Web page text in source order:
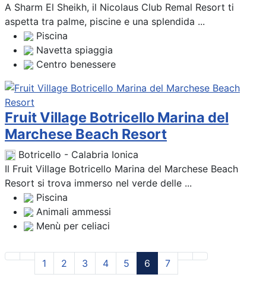
A Sharm El Sheikh, il Nicolaus Club Remal Resort ti
aspetta tra palme, piscine e una splendida ...
Piscina
Navetta spiaggia
Centro benessere
Fruit Village Botricello Marina del
Marchese Beach Resort
Botricello - Calabria Ionica
Il Fruit Village Botricello Marina del Marchese Beach
Resort si trova immerso nel verde delle ...
Piscina
Animali ammessi
Menù per celiaci
1 2 3 4 5 6 7